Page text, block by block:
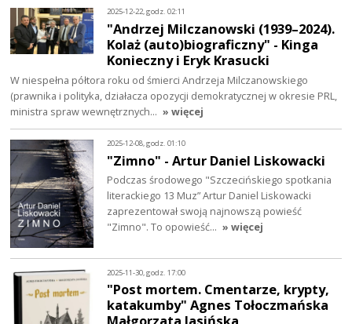
2025-12-22, godz. 02:11
"Andrzej Milczanowski (1939–2024).
Kolaż (auto)biograficzny" - Kinga
Konieczny i Eryk Krasucki
W niespełna półtora roku od śmierci Andrzeja Milczanowskiego
(prawnika i polityka, działacza opozycji demokratycznej w okresie PRL,
ministra spraw wewnętrznych… » więcej
2025-12-08, godz. 01:10
"Zimno" - Artur Daniel Liskowacki
Podczas środowego "Szczecińskiego spotkania
literackiego 13 Muz” Artur Daniel Liskowacki
zaprezentował swoją najnowszą powieść
"Zimno". To opowieść… » więcej
2025-11-30, godz. 17:00
"Post mortem. Cmentarze, krypty,
katakumby" Agnes Tołoczmańska